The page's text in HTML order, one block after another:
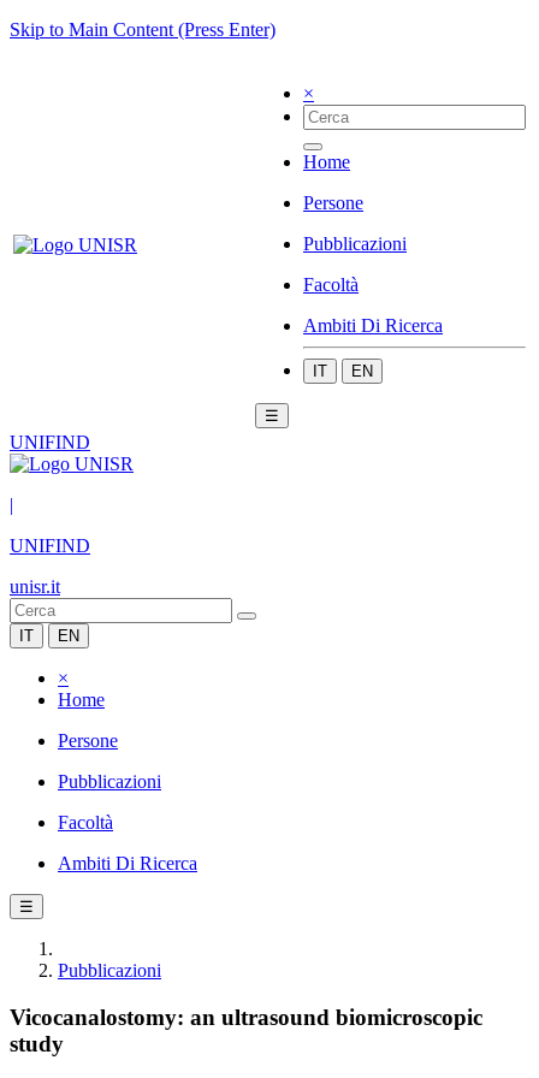
Skip to Main Content (Press Enter)
×
Home
Persone
Pubblicazioni
Facoltà
Ambiti Di Ricerca
IT EN
☰
UNIFIND
|
UNIFIND
unisr.it
IT EN
×
Home
Persone
Pubblicazioni
Facoltà
Ambiti Di Ricerca
☰
Pubblicazioni
Vicocanalostomy: an ultrasound biomicroscopic
study